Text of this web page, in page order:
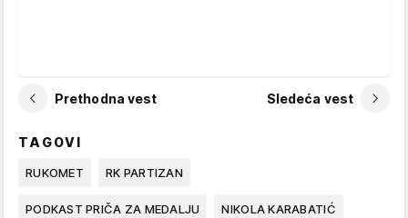
Prethodna vest Sledeća vest
TAGOVI
RUKOMET RK PARTIZAN
PODKAST PRIČA ZA MEDALJU NIKOLA KARABATIĆ